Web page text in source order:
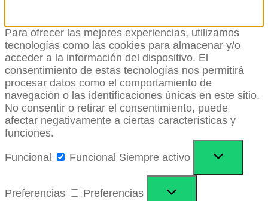
Para ofrecer las mejores experiencias, utilizamos
tecnologías como las cookies para almacenar y/o
acceder a la información del dispositivo. El
consentimiento de estas tecnologías nos permitirá
procesar datos como el comportamiento de
navegación o las identificaciones únicas en este sitio.
No consentir o retirar el consentimiento, puede
afectar negativamente a ciertas características y
funciones.
Funcional Funcional Siempre activo
Preferencias Preferencias